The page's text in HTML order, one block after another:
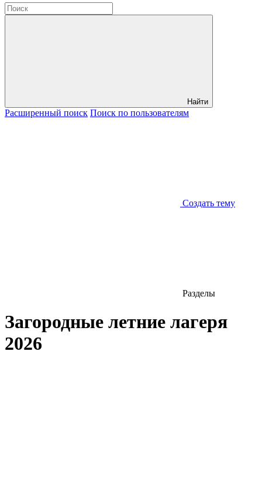
Найти
Расширенный поиск Поиск по пользователям
Создать тему
Разделы
Загородные летние лагеря
2026